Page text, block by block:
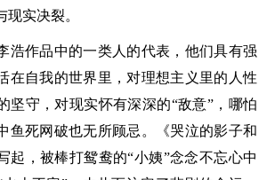
实决裂。
作品中的一类人的代表，他们具有强
在自我的世界里，对理想主义里的人性
坚守，对现实怀有深深的“敌意”，哪怕
鱼死网破也无所顾忌。《哭泣的影子和
起，被棒打鸳鸯的“小姨”念念不忘心中